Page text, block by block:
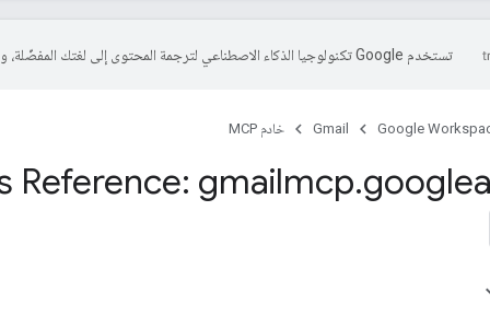
تستخدم Google تكنولوجيا الذكاء الاصطناعي لترجمة المحتوى إلى لغتك المفضّلة، وقد تتضمّن بعض الأخطاء.
Google
Gmail خادم MCP
Reference: gmailmcp.